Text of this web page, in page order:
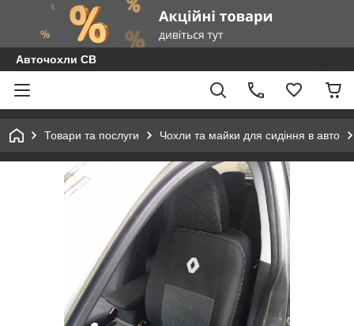
Авточохли СВ
Товари та послуги Чохли та майки для сидіння в авто